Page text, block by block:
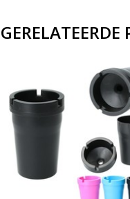
GERELATEERDE